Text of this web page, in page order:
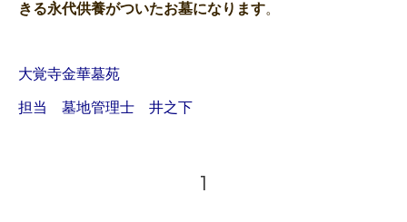
きる永代供養がついたお墓になります。
大覚寺金華墓苑
担当 墓地管理士 井之下
1